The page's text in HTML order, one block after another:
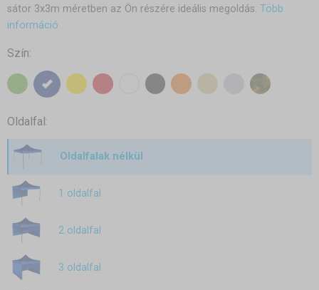
sátor 3x3m méretben az Ön részére ideális megoldás. Több
információ
Szín:
Oldalfal:
Oldalfalak nélkül
1 oldalfal
2 oldalfal
3 oldalfal